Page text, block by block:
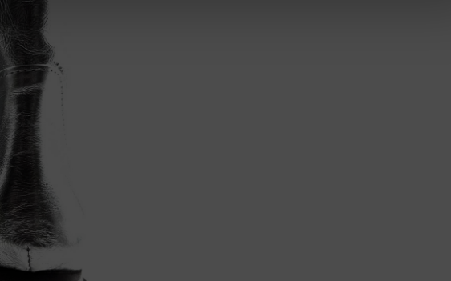
momento dalla Dichiarazione sui cookie.
ed annunci, per fornire funzionalità dei social media e per analizzare il
sul modo in cui utilizza il nostro sito con i nostri partner che si occupano
media, i quali potrebbero combinarle con altre informazioni che ha fornito loro o
servizi.